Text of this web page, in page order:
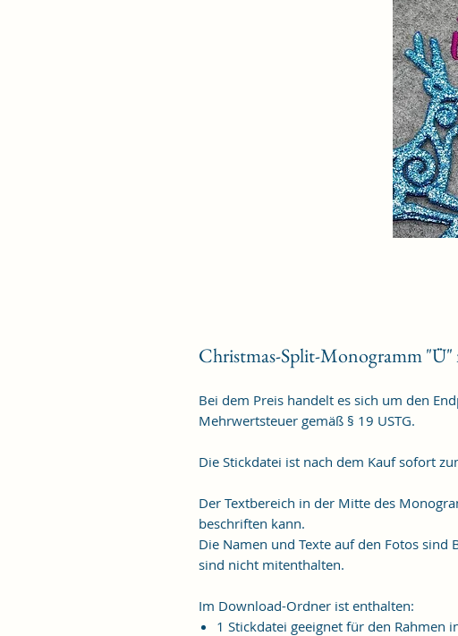
Christmas-Split-Monogramm
Bei dem Preis handelt es sich um den
Mehrwertsteuer gemäß § 19 USTG.
Die Stickdatei ist nach dem Kauf sofort
Der Textbereich in der Mitte des
beschriften kann.
Die Namen und Texte auf den Fotos sind
sind nicht mitenthalten.
Im Download-Ordner ist enthalten:
1 Stickdatei geeignet für den Rahmen